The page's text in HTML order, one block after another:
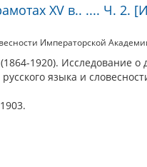
XV в.. .... Ч. 2.
Императорской
1920). Исследование о
языка и